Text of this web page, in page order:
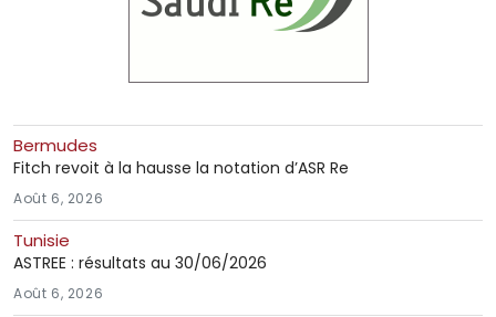
Bermudes
Fitch revoit à la hausse la notation d’ASR Re
Août 6, 2026
Tunisie
ASTREE : résultats au 30/06/2026
Août 6, 2026